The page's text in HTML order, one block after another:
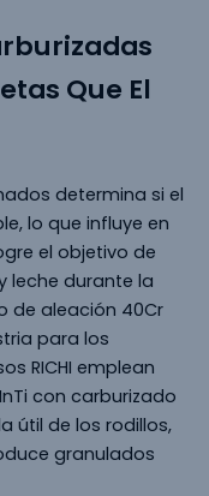
Que El
determina si el
lo que influye en
el objetivo de
leche durante la
de aleación 40Cr
para los
RICHI emplean
con carburizado
útil de los rodillos,
granulados